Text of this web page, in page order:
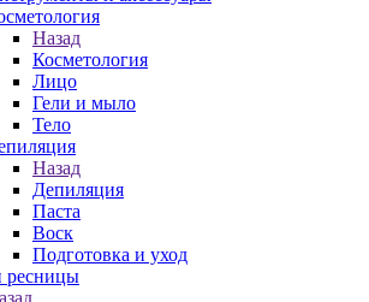
Назад
Косметология
Лицо
Гели и мыло
Тело
Назад
Депиляция
Паста
Воск
Подготовка и уход
ресницы